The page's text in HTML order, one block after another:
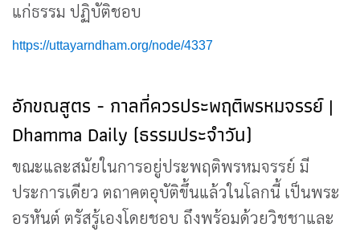
แก่ธรรม ปฏิบัติชอบ
https://uttayarndham.org/node/4337
อักขณสูตร - กาลที่ควรประพฤติพรหมจรรย์ |
Dhamma Daily (ธรรมประจำวัน)
ขณะและสมัยในการอยู่ประพฤติพรหมจรรย์ มี
ประการเดียว ตถาคตอุบัติขึ้นแล้วในโลกนี้ เป็นพระ
อรหันต์ ตรัสรู้เองโดยชอบ ถึงพร้อมด้วยวิชชาและ